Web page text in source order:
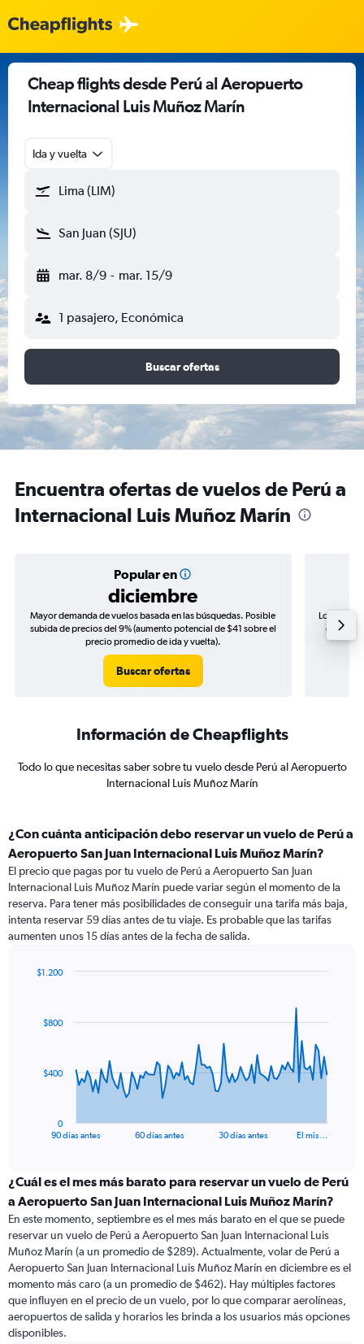
Cheap flights desde Perú al Aeropuerto
Internacional Luis Muñoz Marín
Ida y vuelta
Lima (LIM)
San Juan (SJU)
mar. 8/9 - mar. 15/9
1 pasajero, Económica
Buscar ofertas
Encuentra ofertas de vuelos de Perú a
Internacional Luis Muñoz Marín
Popular en
diciembre
Mayor demanda de vuelos basada en las búsquedas. Posible
subida de precios del 9% (aumento potencial de $41 sobre el
precio promedio de ida y vuelta).
Buscar ofertas
Los
de
Información de Cheapflights
Todo lo que necesitas saber sobre tu vuelo desde Perú al Aeropuerto
Internacional Luis Muñoz Marín
¿Con cuánta anticipación debo reservar un vuelo de Perú a
Aeropuerto San Juan Internacional Luis Muñoz Marín?
El precio que pagas por tu vuelo de Perú a Aeropuerto San Juan
Internacional Luis Muñoz Marín puede variar según el momento de la
reserva. Para tener más posibilidades de conseguir una tarifa más baja,
intenta reservar 59 días antes de tu viaje. Es probable que las tarifas
aumenten unos 15 días antes de la fecha de salida.
data
The
categories.
Range:
categories.
The
chart
has
1
Y
axis
displaying
90 días antes 60 días antes 30 días antes El mis…
0
$400
$800
$1.200
¿Cuál es el mes más barato para reservar un vuelo de Perú
a Aeropuerto San Juan Internacional Luis Muñoz Marín?
En este momento, septiembre es el mes más barato en el que se puede
reservar un vuelo de Perú a Aeropuerto San Juan Internacional Luis
Muñoz Marín (a un promedio de $289). Actualmente, volar de Perú a
Aeropuerto San Juan Internacional Luis Muñoz Marín en diciembre es el
momento más caro (a un promedio de $462). Hay múltiples factores
que influyen en el precio de un vuelo, por lo que comparar aerolíneas,
aeropuertos de salida y horarios les brinda a los usuarios más opciones
disponibles.